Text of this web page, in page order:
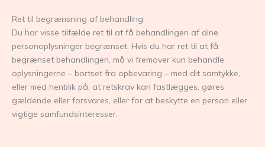
Ret til begrænsning af behandling:
Du har visse tilfælde ret til at få behandlingen af dine
personoplysninger begrænset. Hvis du har ret til at få
begrænset behandlingen, må vi fremover kun behandle
oplysningerne – bortset fra opbevaring – med dit samtykke,
eller med henblik på, at retskrav kan fastlægges, gøres
gældende eller forsvares, eller for at beskytte en person eller
vigtige samfundsinteresser.